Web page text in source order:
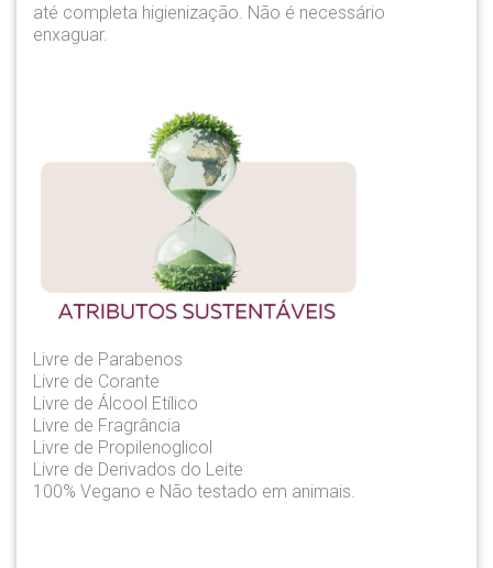
até completa higienização. Não é necessário
enxaguar.
Livre de Parabenos
Livre de Corante
Livre de Álcool Etílico
Livre de Fragrância
Livre de Propilenoglicol
Livre de Derivados do Leite
100% Vegano e Não testado em animais.